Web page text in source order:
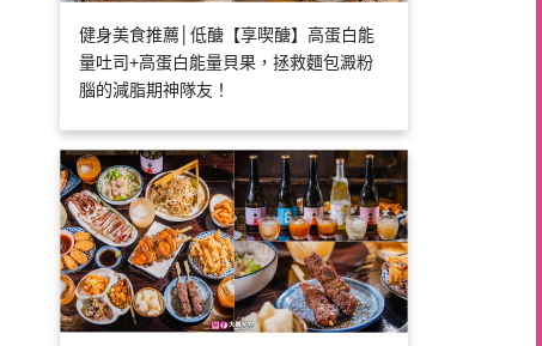
健身美食推薦│低醣【享喫醣】高蛋白能
量吐司+高蛋白能量貝果，拯救麵包澱粉
腦的減脂期神隊友！